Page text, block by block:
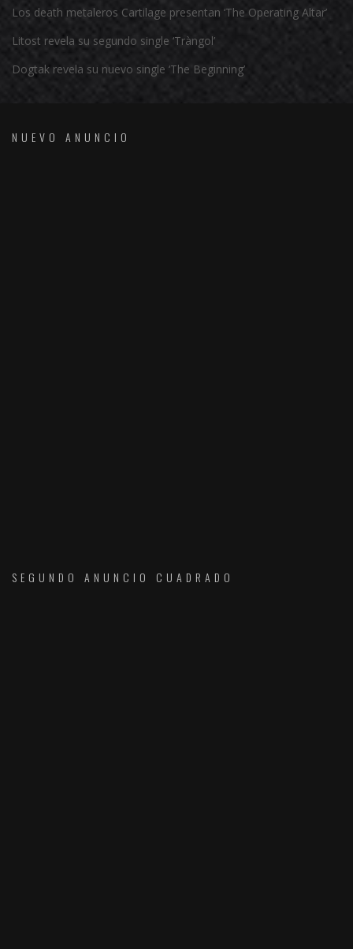
Los death metaleros Cartilage presentan ‘The Operating Altar’
Litost revela su segundo single ‘Tràngol’
Dogtak revela su nuevo single ‘The Beginning’
NUEVO ANUNCIO
SEGUNDO ANUNCIO CUADRADO